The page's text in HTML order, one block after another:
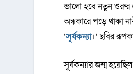
ভালো হবে নতুন শুরুর
অন্ধকারে পড়ে থাকা
‘সূর্যকন্যা।’ ছবির
সূর্যকন্যার জন্ম